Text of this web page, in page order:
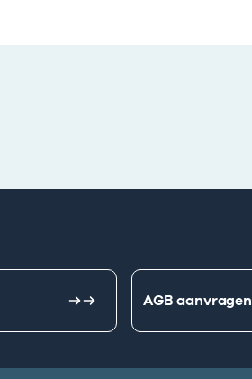
AGB aanvragen